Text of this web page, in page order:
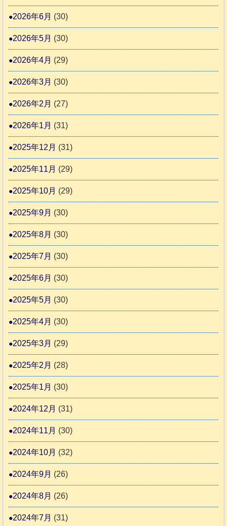
進
会
2
ゃ
っ
間
2026年6月 (30)
2026年5月 (30)
2026年4月 (29)
2026年3月 (30)
2026年2月 (27)
2026年1月 (31)
2025年12月 (31)
2025年11月 (29)
2025年10月 (29)
2025年9月 (30)
2025年8月 (30)
2025年7月 (30)
2025年6月 (30)
2025年5月 (30)
2025年4月 (30)
2025年3月 (29)
2025年2月 (28)
2025年1月 (30)
2024年12月 (31)
2024年11月 (30)
2024年10月 (32)
2024年9月 (26)
2024年8月 (26)
2024年7月 (31)